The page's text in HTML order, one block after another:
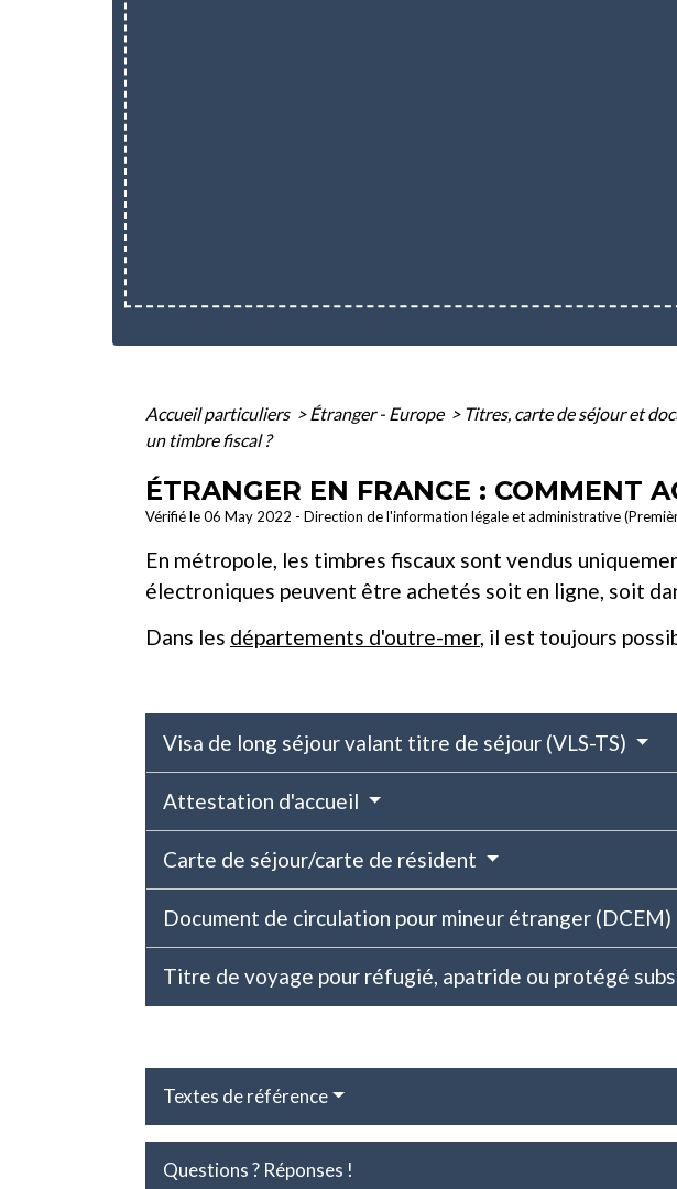
Accueil particuliers > Étranger - Europe > Titres, carte de séjour et
un timbre fiscal ?
ÉTRANGER EN FRANCE : COMMENT
Vérifié le 06 May 2022 - Direction de l'information légale et administrative
En métropole, les timbres fiscaux sont vendus
électroniques peuvent être achetés soit en ligne, soit
Dans les départements d'outre-mer, il est toujours
Visa de long séjour valant titre de séjour (VLS-TS)
Attestation d'accueil
Carte de séjour/carte de résident
Document de circulation pour mineur étranger (DCEM)
Titre de voyage pour réfugié, apatride ou protégé
Textes de référence
Questions ? Réponses !